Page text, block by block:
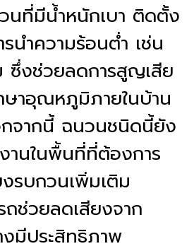
นที่มีน้ำหนักเบา ติดตั้ง
นำความร้อนต่ำ เช่น
ซึ่งช่วยลดการสูญเสีย
ษาอุณหภูมิภายในบ้าน
จากนี้ ฉนวนชนิดนี้ยัง
งานในพื้นที่ที่ต้องการ
รบกวนเพิ่มเติม
ถช่วยลดเสียงจาก
มีประสิทธิภาพ